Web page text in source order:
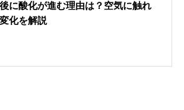
に酸化が進む理由は？空気に触れ
化を解説